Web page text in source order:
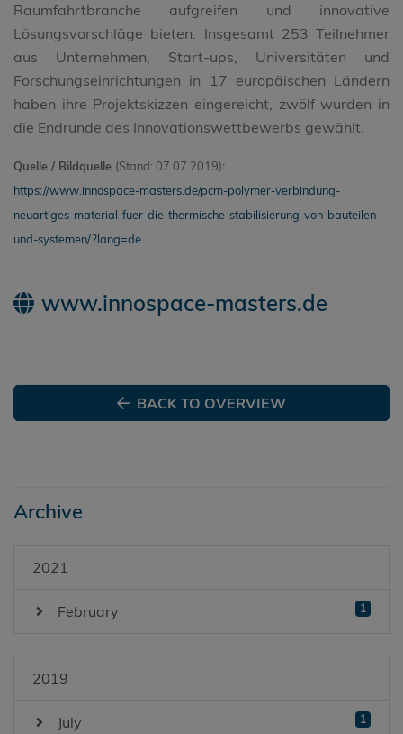
Raumfahrtbranche aufgreifen und innovative
Lösungsvorschläge bieten. Insgesamt 253 Teilnehmer
aus Unternehmen, Start-ups, Universitäten und
Forschungseinrichtungen in 17 europäischen Ländern
haben ihre Projektskizzen eingereicht, zwölf wurden in
die Endrunde des Innovationswettbewerbs gewählt.
Quelle / Bildquelle (Stand: 07.07.2019):
https://www.innospace-masters.de/pcm-polymer-verbindung-
neuartiges-material-fuer-die-thermische-stabilisierung-von-bauteilen-
und-systemen/?lang=de
www.innospace-masters.de
BACK TO OVERVIEW
Archive
2021
February 1
2019
July 1